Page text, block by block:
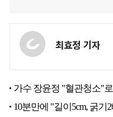
최효정 기자